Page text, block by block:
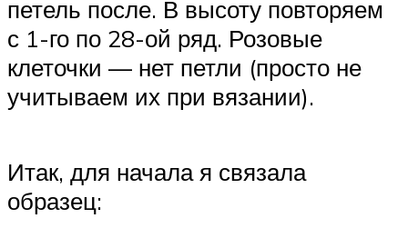
петель после. В высоту повторяем
с 1-го по 28-ой ряд. Розовые
клеточки — нет петли (просто не
учитываем их при вязании).
Итак, для начала я связала
образец: